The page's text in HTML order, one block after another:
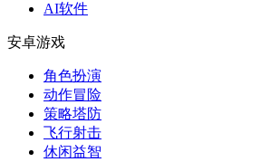
AI软件
安卓游戏
角色扮演
动作冒险
策略塔防
飞行射击
休闲益智